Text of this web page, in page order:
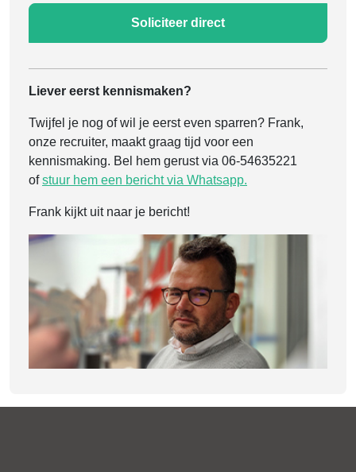
Soliciteer direct
Liever eerst kennismaken?
Twijfel je nog of wil je eerst even sparren? Frank,
onze recruiter, maakt graag tijd voor een
kennismaking. Bel hem gerust via 06-54635221
ofstuur hem een bericht via Whatsapp.
Frank kijkt uit naar je bericht!